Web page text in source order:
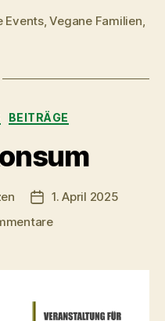
Events,Vegane Familien
BEITRÄGE
1. April 2025
zu